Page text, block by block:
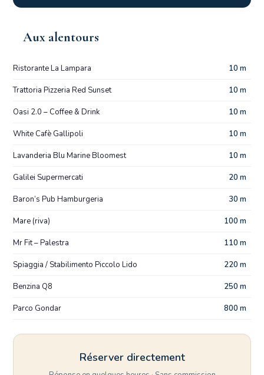
Aux alentours
Ristorante La Lampara 10 m
Trattoria Pizzeria Red Sunset 10 m
Oasi 2.0 – Coffee & Drink 10 m
White Cafè Gallipoli 10 m
Lavanderia Blu Marine Bloomest 10 m
Galilei Supermercati 20 m
Baron’s Pub Hamburgeria 30 m
Mare (riva) 100 m
Mr Fit – Palestra 110 m
Spiaggia / Stabilimento Piccolo Lido 220 m
Benzina Q8 250 m
Parco Gondar 800 m
Réserver directement